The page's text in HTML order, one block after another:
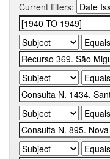
Current filters: